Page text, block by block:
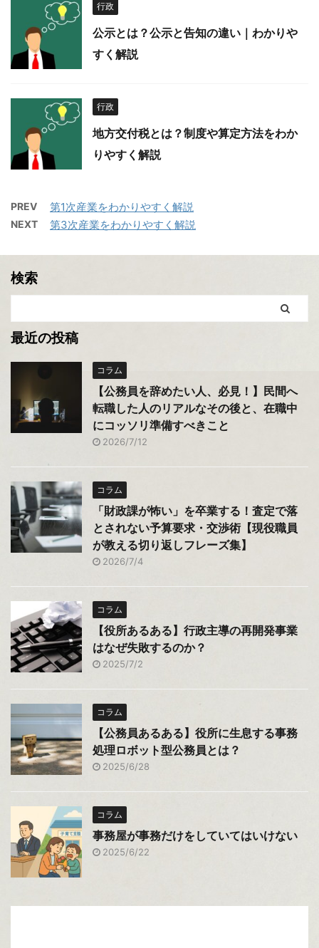
行政
公示とは？公示と告知の違い｜わかりや
すく解説
行政
地方交付税とは？制度や算定方法をわか
りやすく解説
PREV 第1次産業をわかりやすく解説
NEXT 第3次産業をわかりやすく解説
検索
最近の投稿
コラム
【公務員を辞めたい人、必見！】民間へ
転職した人のリアルなその後と、在職中
にコッソリ準備すべきこと
2026/7/12
コラム
「財政課が怖い」を卒業する！査定で落
とされない予算要求・交渉術【現役職員
が教える切り返しフレーズ集】
2026/7/4
コラム
【役所あるある】行政主導の再開発事業
はなぜ失敗するのか？
2025/7/2
コラム
【公務員あるある】役所に生息する事務
処理ロボット型公務員とは？
2025/6/28
コラム
事務屋が事務だけをしていてはいけない
2025/6/22